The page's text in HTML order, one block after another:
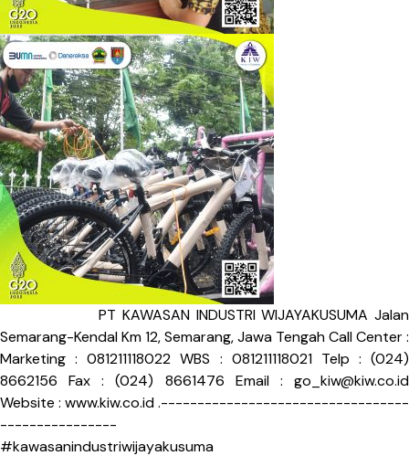
PT KAWASAN INDUSTRI WIJAYAKUSUMA Jalan
Semarang-Kendal Km 12, Semarang, Jawa Tengah Call Center :
Marketing : 081211118022 WBS : 081211118021 Telp : (024)
8662156 Fax : (024) 8661476 Email : go_kiw@kiw.co.id
Website : www.kiw.co.id .----------------------------------
----------------
#kawasanindustriwijayakusuma